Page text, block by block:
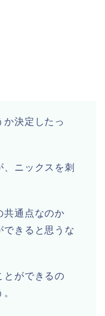
か決定したっ
、ニックスを刺
共通点なのか
できると思うな
とができるの